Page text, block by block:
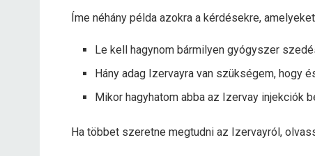
Íme néhány példa azokra a kérdésekre,
Le kell hagynom bármilyen gyógyszer
Hány adag Izervayra van szükségem, hogy
Mikor hagyhatom abba az Izervay injekciók
Ha többet szeretne megtudni az Izervayról,